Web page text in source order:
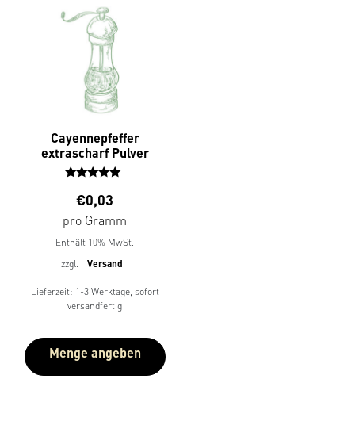
Cayennepfeffer
extrascharf Pulver
Bewertet
mit
5.00
von 5
€0,03
pro Gramm
Enthält 10% MwSt.
zzgl.
Versand
Lieferzeit: 1-3 Werktage, sofort
versandfertig
Menge angeben